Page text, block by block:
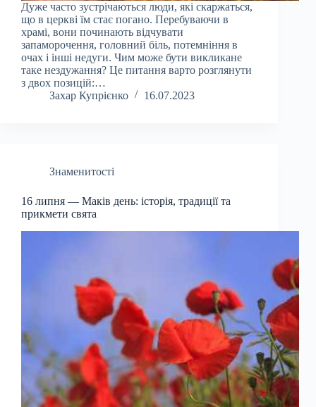
Дуже часто зустрічаються люди, які скаржаться,
що в церкві їм стає погано. Перебуваючи в
храмі, вони починають відчувати
запаморочення, головний біль, потемніння в
очах і інші недуги. Чим може бути викликане
таке нездужання? Це питання варто розглянути
з двох позицій:…
Захар Купрієнко
16.07.2023
Знаменитості
16 липня — Маків день: історія, традиції та
прикмети свята